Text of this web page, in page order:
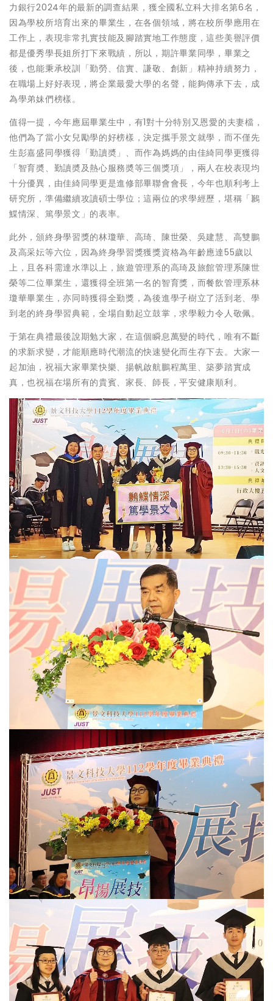
力銀行2024年的最新的調查結果，獲全國私立科大排名第6名，
因為學校所培育出來的畢業生，在各個領域，將在校所學應用在
工作上，表現非常扎實技能及腳踏實地工作態度，這些美譽評價
都是優秀學長姐所打下來戰績，所以，期許畢業同學，畢業之
後，也能秉承校訓「勤勞、信實、謙敬、創新」精神持續努力，
在職場上好好表現，將企業最愛大學的名聲，能夠傳承下去，成
為學弟妹們榜樣。
值得一提，今年應屆畢業生中，有1對十分特別又恩愛的夫妻檔，
他們為了當小女兒勵學的好榜樣，決定攜手景文就學，而不僅先
生彭嘉盛同學獲得「勤讀奬」、而作為媽媽的由佳綺同學更獲得
「智育奬、勤讀奬及熱心服務奬等三個獎項」，兩人在校表現均
十分優異，由佳綺同學更是進修部畢聯會會長，今年也順利考上
研究所，準備繼續攻讀碩士學位；這兩位的求學經歷，堪稱「鶼
鰈情深、篤學景文」的表率。
此外，頒終身學習獎的林瓊華、高琦、陳世榮、吳建慧、高雙鵬
及高采妘等六位，因為終身學習獎獲獎資格為年齡應達55歲以
上，且各科需達水準以上，旅遊管理系的高琦及旅館管理系陳世
榮等二位畢業生，還獲得全班第一名的智育獎，而餐飲管理系林
瓊華畢業生，亦同時獲得全勤獎，為後進學子樹立了活到老、學
到老的終身學習典範，全場自動起立鼓掌，求學毅力令人敬佩。
于第在典禮最後說期勉大家，在這個瞬息萬變的時代，唯有不斷
的求新求變，才能順應時代潮流的快速變化而生存下去。大家一
起加油，祝福大家畢業快樂、揚帆啟航鵬程萬里、築夢踏實成
真，也祝福在場所有的貴賓、家長、師長，平安健康順利。